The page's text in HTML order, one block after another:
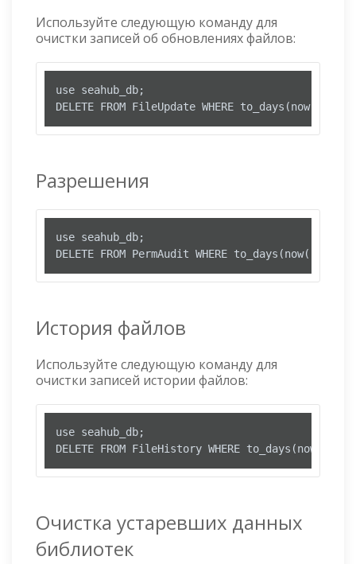
Используйте следующую команду для
очистки записей об обновлениях файлов:
use seahub_db;
DELETE FROM FileUpdate WHERE to_days(now())
Разрешения
use seahub_db;
DELETE FROM PermAudit WHERE to_days(now()) -
История файлов
Используйте следующую команду для
очистки записей истории файлов:
use seahub_db;
DELETE FROM FileHistory WHERE
Очистка устаревших данных
библиотек